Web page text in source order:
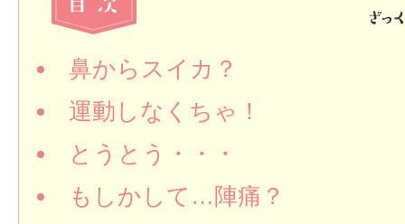
鼻からスイカ？
運動しなくちゃ！
とうとう・・・
もしかして…陣痛？